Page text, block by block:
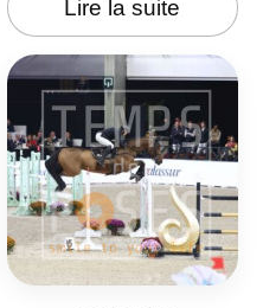
Lire la suite